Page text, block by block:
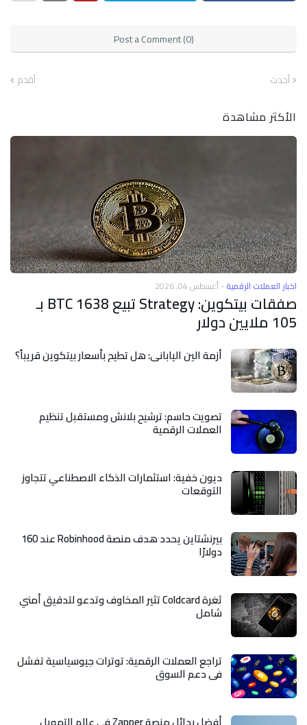
Post a Comment (0)
أحدث أقدم
الأكثر مشاهدة
اخبار العملات الرقمية-أغسطس 04, 2026
صفقات بيتكوين: Strategy تبيع 1638 BTC بـ
105 ملايين دولار
أزمة الين الياباني: هل تطيح بأسعار بيتكوين قريباً؟
تصويت حاسم: ترشيح بلانش ومستقبل تنظيم
العملات الرقمية
ديون خفية: استثمارات الذكاء الاصطناعي تتجاوز
التوقعات
بيرنشتاين يحدد هدف منصة Robinhood عند 160
دولارًا
ثغرة Coldcard تثير المخاوف وتدعو لتدقيق أمني
شامل
تراجع العملات الرقمية: توترات جيوسياسية تفشل
في دعم السوق